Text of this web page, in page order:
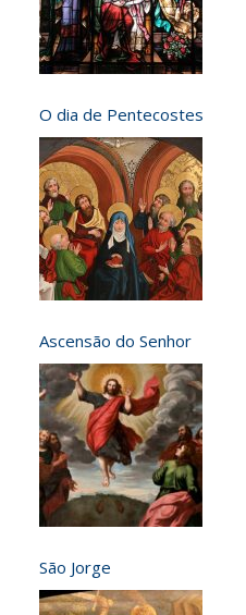
O dia de Pentecostes
Ascensão do Senhor
São Jorge